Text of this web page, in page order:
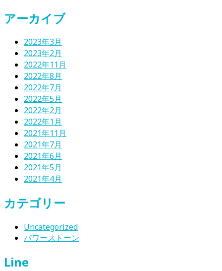
アーカイブ
2023年3月
2023年2月
2022年11月
2022年8月
2022年7月
2022年5月
2022年2月
2022年1月
2021年11月
2021年7月
2021年6月
2021年5月
2021年4月
カテゴリー
Uncategorized
パワーストーン
Line